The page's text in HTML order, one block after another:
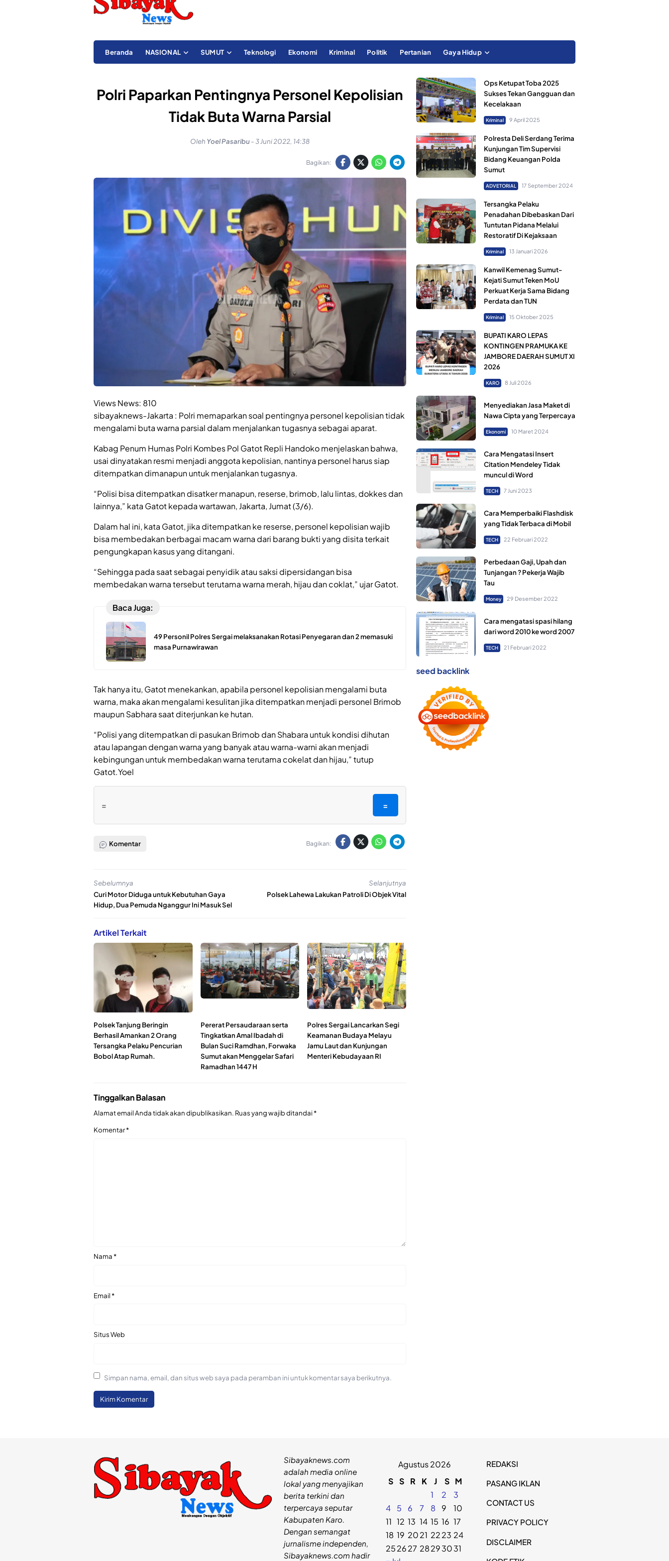
Beranda NASIONAL SUMUT Teknologi Ekonomi Kriminal Politik Pertanian Gaya Hidup
Polri Paparkan Pentingnya Personel Kepolisian
Tidak Buta Warna Parsial
Oleh Yoel Pasaribu-3 Juni 2022, 14:38
Bagikan:
Views News: 810
sibayaknews-Jakarta : Polri memaparkan soal pentingnya personel kepolisian tidak
mengalami buta warna parsial dalam menjalankan tugasnya sebagai aparat.
Kabag Penum Humas Polri Kombes Pol Gatot Repli Handoko menjelaskan bahwa,
usai dinyatakan resmi menjadi anggota kepolisian, nantinya personel harus siap
ditempatkan dimanapun untuk menjalankan tugasnya.
“Polisi bisa ditempatkan disatker manapun, reserse, brimob, lalu lintas, dokkes dan
lainnya,” kata Gatot kepada wartawan, Jakarta, Jumat (3/6).
Dalam hal ini, kata Gatot, jika ditempatkan ke reserse, personel kepolisian wajib
bisa membedakan berbagai macam warna dari barang bukti yang disita terkait
pengungkapan kasus yang ditangani.
“Sehingga pada saat sebagai penyidik atau saksi dipersidangan bisa
membedakan warna tersebut terutama warna merah, hijau dan coklat,” ujar Gatot.
Baca Juga:
49 Personil Polres Sergai melaksanakan Rotasi Penyegaran dan 2 memasuki
masa Purnawirawan
Tak hanya itu, Gatot menekankan, apabila personel kepolisian mengalami buta
warna, maka akan mengalami kesulitan jika ditempatkan menjadi personel Brimob
maupun Sabhara saat diterjunkan ke hutan.
“Polisi yang ditempatkan di pasukan Brimob dan Shabara untuk kondisi dihutan
atau lapangan dengan warna yang banyak atau warna-warni akan menjadi
kebingungan untuk membedakan warna terutama cokelat dan hijau,” tutup
Gatot.Yoel
= =
Komentar Bagikan:
Sebelumnya
Curi Motor Diduga untuk Kebutuhan Gaya
Hidup, Dua Pemuda Nganggur Ini Masuk Sel
Selanjutnya
Polsek Lahewa Lakukan Patroli Di Objek Vital
Artikel Terkait
Polsek Tanjung Beringin
Berhasil Amankan 2 Orang
Tersangka Pelaku Pencurian
Bobol Atap Rumah.
Pererat Persaudaraan serta
Tingkatkan Amal Ibadah di
Bulan Suci Ramdhan, Forwaka
Sumut akan Menggelar Safari
Ramadhan 1447 H
Polres Sergai Lancarkan Segi
Keamanan Budaya Melayu
Jamu Laut dan Kunjungan
Menteri Kebudayaan RI
Tinggalkan Balasan
Alamat email Anda tidak akan dipublikasikan. Ruas yang wajib ditandai*
Komentar*
Nama*
Email*
Situs Web
Simpan nama, email, dan situs web saya pada peramban ini untuk komentar saya berikutnya.
Ops Ketupat Toba 2025
Sukses Tekan Gangguan dan
Kecelakaan
Kriminal 9 April 2025
Polresta Deli Serdang Terima
Kunjungan Tim Supervisi
Bidang Keuangan Polda
Sumut
ADVETORIAL 17 September 2024
Tersangka Pelaku
Penadahan Dibebaskan Dari
Tuntutan Pidana Melalui
Restoratif Di Kejaksaan
Kriminal 13 Januari 2026
Kanwil Kemenag Sumut-
Kejati Sumut Teken MoU
Perkuat Kerja Sama Bidang
Perdata dan TUN
Kriminal 15 Oktober 2025
BUPATI KARO LEPAS
KONTINGEN PRAMUKA KE
JAMBORE DAERAH SUMUT XI
2026
KARO 8 Juli 2026
Menyediakan Jasa Maket di
Nawa Cipta yang Terpercaya
Ekonomi 10 Maret 2024
Cara Mengatasi Insert
Citation Mendeley Tidak
muncul di Word
TECH 7 Juni 2023
Cara Memperbaiki Flashdisk
yang Tidak Terbaca di Mobil
TECH 22 Februari 2022
Perbedaan Gaji, Upah dan
Tunjangan ? Pekerja Wajib
Tau
Money 29 Desember 2022
Cara mengatasi spasi hilang
dari word 2010 ke word 2007
TECH 21 Februari 2022
seed backlink
Sibayaknews.com
adalah media online
lokal yang menyajikan
berita terkini dan
terpercaya seputar
Kabupaten Karo.
Dengan semangat
jurnalisme independen,
Sibayaknews.com hadir
Agustus 2026
S S R K J S M
1
2
3
4
5 6 7 8 9
10
11 12 13 14 15 16 17
18 19 2021 2223 24
252627 28293031
REDAKSI
PASANG IKLAN
CONTACT US
PRIVACY POLICY
DISCLAIMER